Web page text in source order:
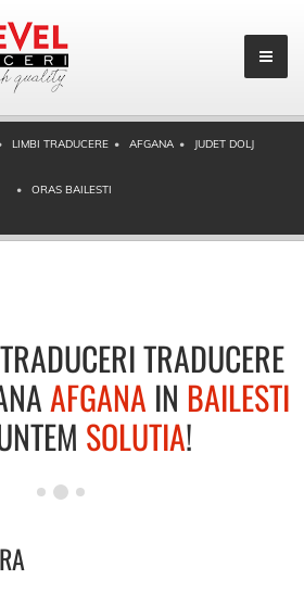
LIMBI TRADUCERE AFGANA JUDET DOLJ
ORAS BAILESTI
TRADUCERE
AFGANA IN BAILESTI
SOLUTIA!